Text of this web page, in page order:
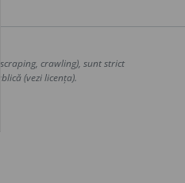
crawling), sunt strict
(vezi licența).